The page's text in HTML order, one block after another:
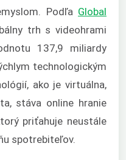
Podľa Global
trh s videohrami
137,9 miliardy
technologickým
ako je virtuálna,
stáva online hranie
priťahuje neustále
spotrebiteľov.